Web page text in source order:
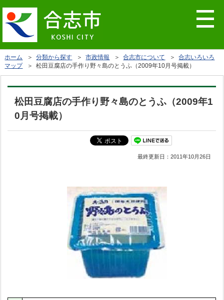
ホーム ＞分類から探す ＞市政情報 ＞合志市について ＞合志いろいろ
マップ＞ 松田豆腐店の手作り野々島のとうふ（2009年10月号掲載）
松田豆腐店の手作り野々島のとうふ（2009年1
0月号掲載）
最終更新日：2011年10月26日